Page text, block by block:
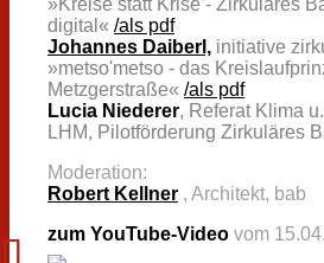
»Kreise statt Krise - Zirkuläres
digital« /als pdf
Johannes Daiberl, initiative
»metso'metso - das
Metzgerstraße« /als pdf
Lucia Niederer, Referat Klima
LHM, Pilotförderung Zirkuläres
Moderation:
Robert Kellner , Architekt, bab
zum YouTube-Video vom